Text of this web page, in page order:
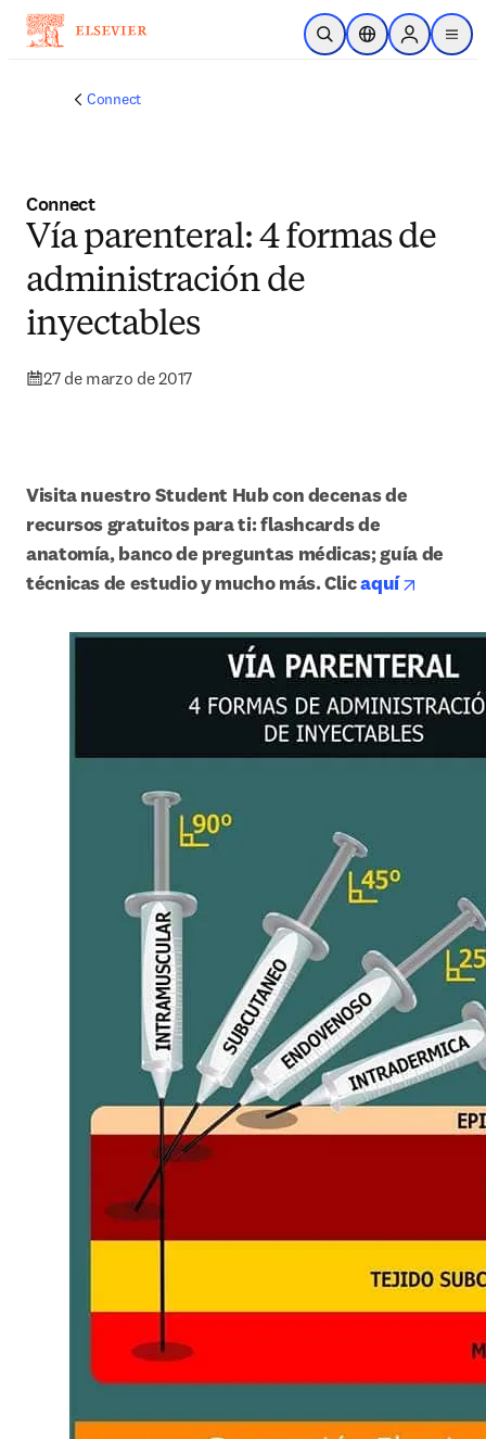
Saltar al contenido principal
Abrir búsqueda
Selector deSign in to
menu
Connect
Connect
Vía parenteral: 4 formas de
administración de
inyectables
27 de marzo de 2017
Visita nuestro Student Hub con decenas de
recursos gratuitos para ti: flashcards de
anatomía, banco de preguntas médicas; guía de
técnicas de estudio y mucho más. Clic aquí